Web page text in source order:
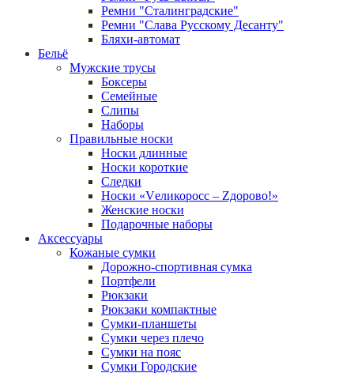
Ремни "Сталинградские"
Ремни "Слава Русскому Десанту"
Бляхи-автомат
Бельё
Мужские трусы
Боксеры
Семейные
Слипы
Наборы
Правильные носки
Носки длинные
Носки короткие
Следки
Носки «Vеликоросс – Zдорово!»
Женские носки
Подарочные наборы
Аксессуары
Кожаные сумки
Дорожно-спортивная сумка
Портфели
Рюкзаки
Рюкзаки компактные
Сумки-планшеты
Сумки через плечо
Сумки на пояс
Сумки Городские